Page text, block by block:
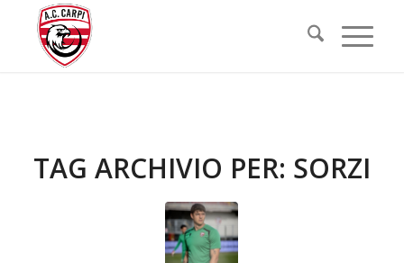
TAG ARCHIVIO PER: SORZI